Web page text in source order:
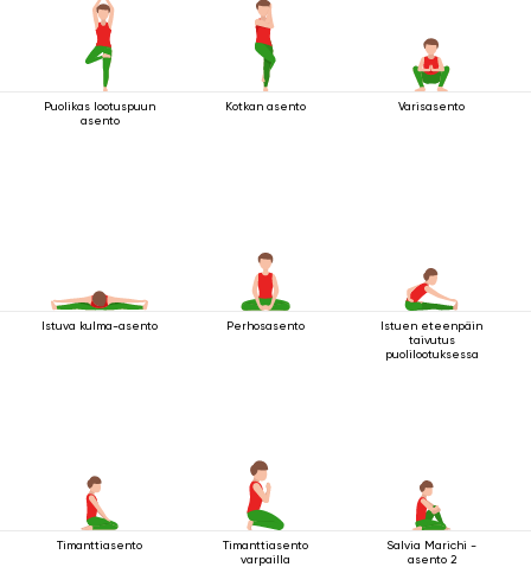
Puolikas lootuspuun
asento
Kotkan asento Varisasento
Istuva kulma-asento Perhosasento
Istuen eteenpäin
taivutus
puolilootuksessa
Timanttiasento
Timanttiasento
varpailla
Salvia Marichi -
asento 2